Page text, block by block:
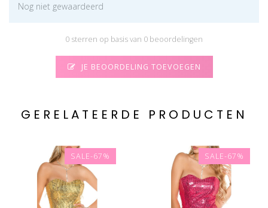
Nog niet gewaardeerd
0 sterren op basis van 0 beoordelingen
JE BEOORDELING TOEVOEGEN
GERELATEERDE PRODUCTEN
SALE-67% SALE-67%